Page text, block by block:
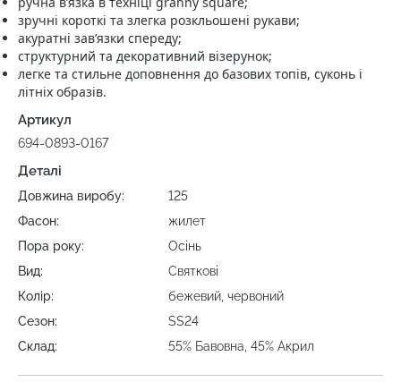
зручні короткі та злегка розкльошені рукави;
акуратні зав’язки спереду;
структурний та декоративний візерунок;
легке та стильне доповнення до базових топів, суконь і
літніх образів.
Артикул
694-0893-0167
Деталі
Довжина виробу:
125
Фасон:
жилет
Пора року:
Осінь
Вид:
Святкові
Колір:
бежевий, червоний
Сезон:
SS24
Склад:
55% Бавовна, 45% Акрил